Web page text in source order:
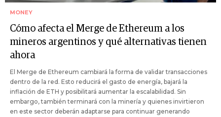
MONEY
Cómo afecta el Merge de Ethereum a los
mineros argentinos y qué alternativas tienen
ahora
El Merge de Ethereum cambiará la forma de validar transacciones
dentro de la red. Esto reducirá el gasto de energía, bajará la
inflación de ETH y posibilitará aumentar la escalabilidad. Sin
embargo, también terminará con la minería y quienes invirtieron
en este sector deberán adaptarse para continuar generando